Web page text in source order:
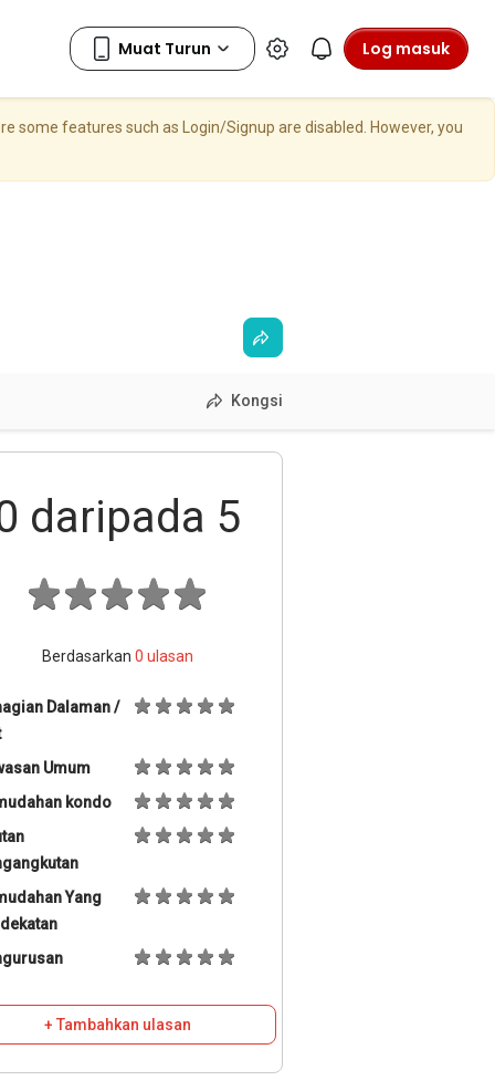
Log masuk
some features such as Login/Signup are disabled. However, you
Kongsi
daripada 5
Berdasarkan 0 ulasan
Dalaman /
Umum
kondo
Yang
+ Tambahkan ulasan